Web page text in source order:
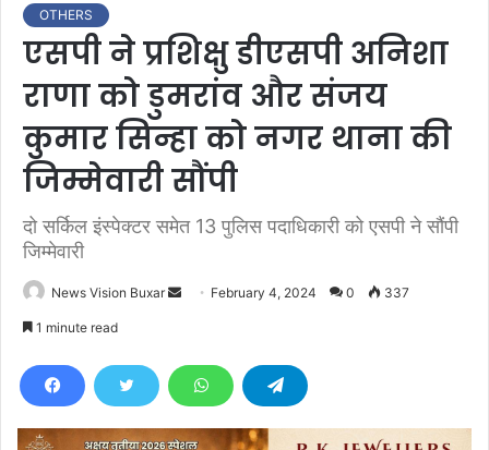
OTHERS
एसपी ने प्रशिक्षु डीएसपी अनिशा
राणा को डुमरांव और संजय
कुमार सिन्हा को नगर थाना की
जिम्मेवारी सौंपी
दो सर्किल इंस्पेक्टर समेत 13 पुलिस पदाधिकारी को एसपी ने सौंपी
जिम्मेवारी
News Vision Buxar
d
February 4, 2024 0 337
1 minute read